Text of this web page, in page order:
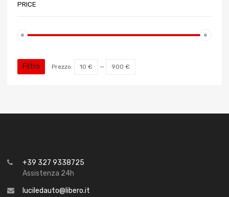
PRICE
Filtro Prezzo: 10 € — 900 €
+39 327 9338725
Assistenza 24h
luciledauto@libero.it